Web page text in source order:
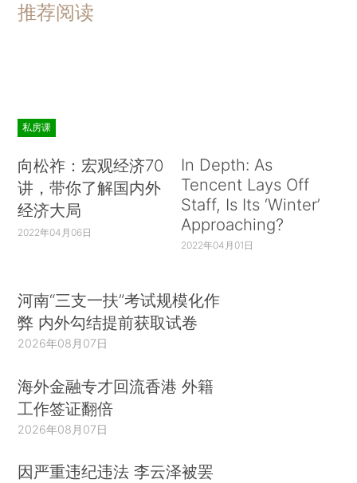
推荐阅读
私房课
向松祚：宏观经济70
讲，带你了解国内外
经济大局
2022年04月06日
In Depth: As
Tencent Lays Off
Staff, Is Its ‘Winter’
Approaching?
2022年04月01日
河南“三支一扶”考试规模化作
弊 内外勾结提前获取试卷
2026年08月07日
海外金融专才回流香港 外籍
工作签证翻倍
2026年08月07日
因严重违纪违法 李云泽被罢